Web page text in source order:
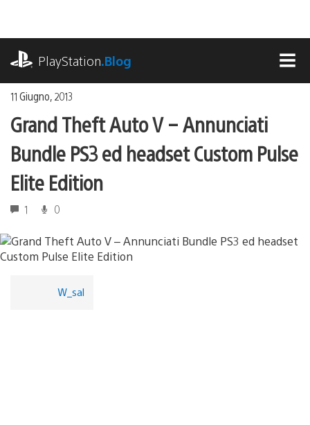
contenuto
PlayStation.Blog
11 Giugno, 2013
Grand Theft Auto V – Annunciati
Bundle PS3 ed headset Custom Pulse
Elite Edition
1 0
W_sal